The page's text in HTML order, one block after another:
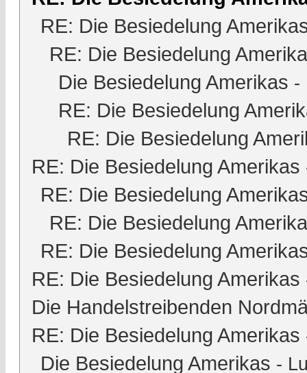
RE: Die Besiedelung
RE: Die Besiedelung
Die Besiedelung Amerikas -
RE: Die Besiedelung
RE: Die Besiedelung
RE: Die Besiedelung Amerikas
RE: Die Besiedelung
RE: Die Besiedelung
RE: Die Besiedelung
RE: Die Besiedelung Amerikas
Die Handelstreibenden
RE: Die Besiedelung Amerikas
Die Besiedelung Amerikas -